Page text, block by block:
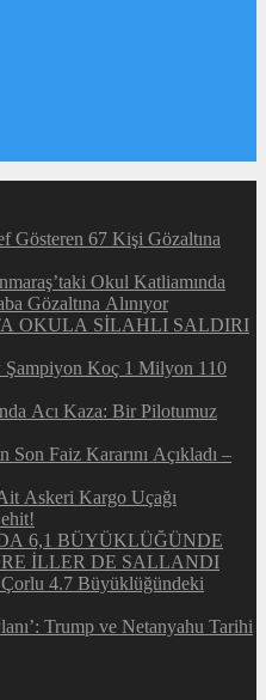
Gösteren 67 Kişi Gözaltına
Okul Katliamında
Gözaltına Alınıyor
OKULA SİLAHLI SALDIRI
Şampiyon Koç 1 Milyon 110
Acı Kaza: Bir Pilotumuz
Faiz Kararını Açıkladı –
Askeri Kargo Uçağı
6,1 BÜYÜKLÜĞÜNDE
İLLER DE SALLANDI
4.7 Büyüklüğündeki
Trump ve Netanyahu Tarihi